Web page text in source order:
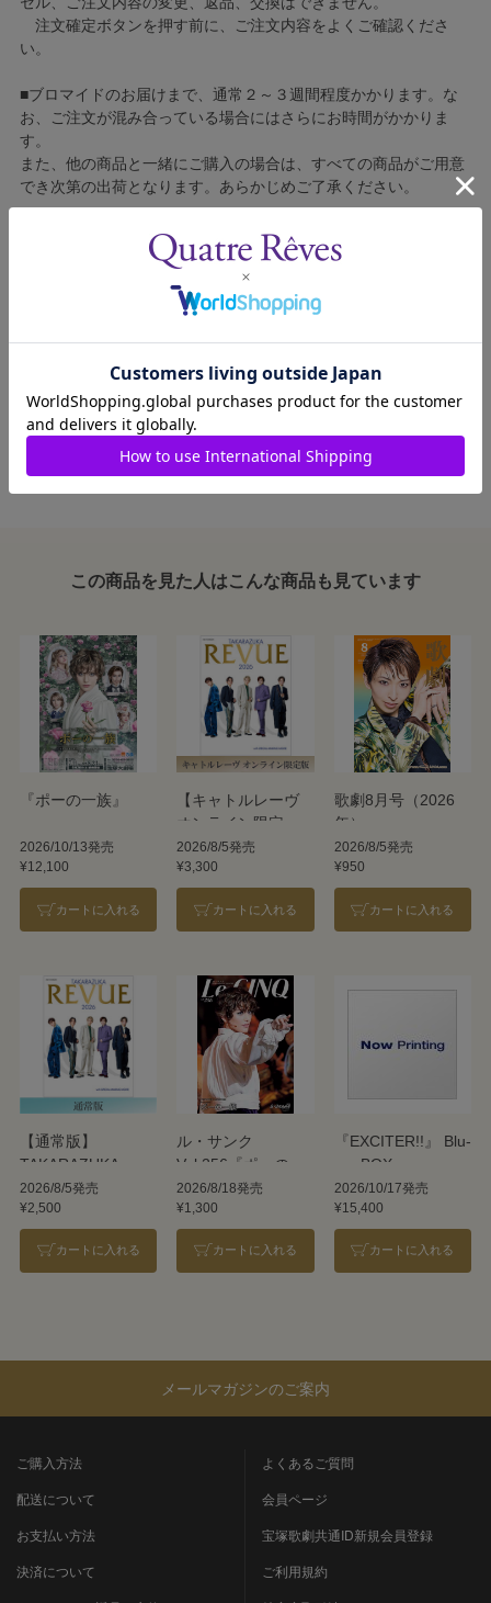
注文確定ボタンを押す前に、ご注文内容をよくご確認くださ
い。
■ブロマイドのお届けまで、通常２～３週間程度かかります。な
お、ご注文が混み合っている場合にはさらにお時間がかかりま
す。
また、他の商品と一緒にご購入の場合は、すべての商品がご用意
でき次第の出荷となります。あらかじめご了承ください。
■コンビニ決済をご利用の場合はご入金確認後の製造となりま
■ブロマイドの個包装はしておりません。
■ブロマイドに不良がございましたら、良品と交換いたしますの
で、お手数ですが弊社カスタマーセンターへご連絡ください。
1510011-005
この商品を見た人はこんな商品も見ています
『ポーの一族』
2026/10/13発売
¥12,100
カートに入れる
【キャトルレーヴ
オンライン限定
版】TAKARAZUKA
REVUE 2026
2026/8/5発売
¥3,300
カートに入れる
歌劇8月号（2026
年）
2026/8/5発売
¥950
カートに入れる
【通常版】
TAKARAZUKA
REVUE 2026
2026/8/5発売
¥2,500
カートに入れる
ル・サンク
Vol.256『ポーの一
族』＜雪組＞
2026/8/18発売
¥1,300
カートに入れる
『EXCITER!!』 Blu-
ray BOX
2026/10/17発売
¥15,400
カートに入れる
メールマガジンのご案内
ご購入方法
配送について
お支払い方法
決済について
よくあるご質問
会員ページ
宝塚歌劇共通ID新規会員登録
ご利用規約